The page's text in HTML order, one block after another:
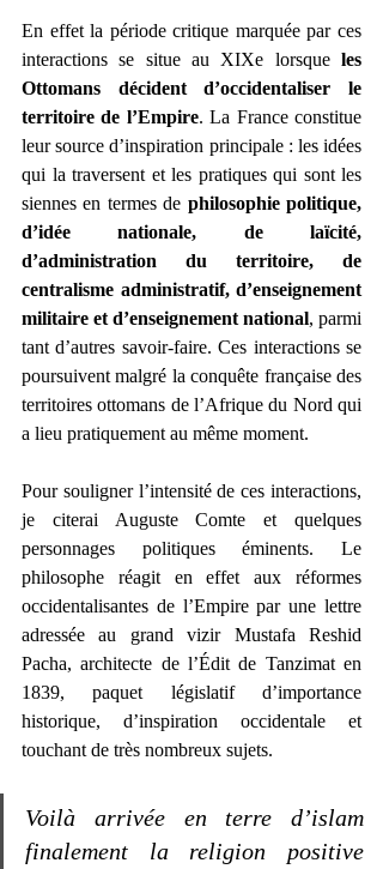
En effet la période critique marquée par ces
interactions se situe au XIXe lorsque les
Ottomans décident d’occidentaliser le
territoire de l’Empire. La France constitue
leur source d’inspiration principale : les idées
qui la traversent et les pratiques qui sont les
siennes en termes de philosophie politique,
d’idée nationale, de laïcité,
d’administration du territoire, de
centralisme administratif, d’enseignement
militaire et d’enseignement national, parmi
tant d’autres savoir-faire. Ces interactions se
poursuivent malgré la conquête française des
territoires ottomans de l’Afrique du Nord qui
a lieu pratiquement au même moment.
Pour souligner l’intensité de ces interactions,
je citerai Auguste Comte et quelques
personnages politiques éminents. Le
philosophe réagit en effet aux réformes
occidentalisantes de l’Empire par une lettre
adressée au grand vizir Mustafa Reshid
Pacha, architecte de l’Édit de Tanzimat en
1839, paquet législatif d’importance
historique, d’inspiration occidentale et
touchant de très nombreux sujets.
Voilà arrivée en terre d’islam
finalement la religion positive